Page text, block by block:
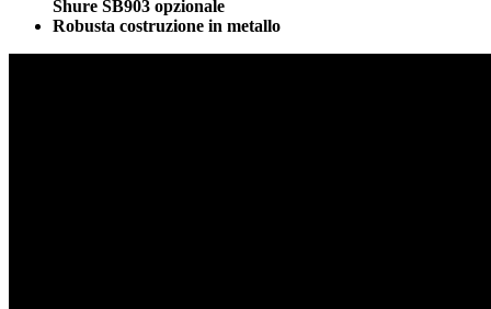
Shure SB903 opzionale
Robusta costruzione in metallo